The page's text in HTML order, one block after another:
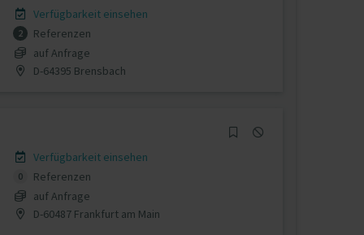
Verfügbarkeit einsehen
2
Referenzen
auf Anfrage
D-64395 Brensbach
Verfügbarkeit einsehen
0
Referenzen
auf Anfrage
D-60487 Frankfurt am Main